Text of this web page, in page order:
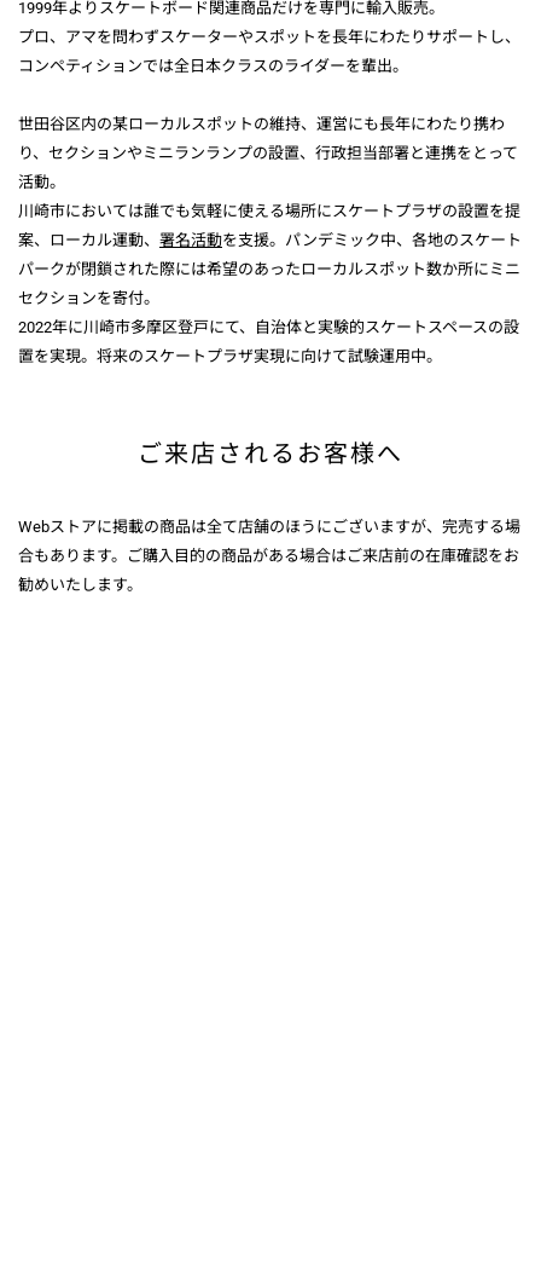
1999年よりスケートボード関連商品だけを専門に輸入販売。
プロ、アマを問わずスケーターやスポットを長年にわたりサポートし、
コンペティションでは全日本クラスのライダーを輩出。
世田谷区内の某ローカルスポットの維持、運営にも長年にわたり携わ
り、セクションやミニランランプの設置、行政担当部署と連携をとって
活動。
川崎市においては誰でも気軽に使える場所にスケートプラザの設置を提
案、ローカル運動、 署名活動を支援。パンデミック中、各地のスケート
パークが閉鎖された際には希望のあったローカルスポット数か所にミニ
セクションを寄付。
2022年に川崎市多摩区登戸にて、自治体と実験的スケートスペースの設
置を実現。将来のスケートプラザ実現に向けて試験運用中。
ご来店されるお客様へ
Webストアに掲載の商品は全て店舗のほうにございますが、完売する場
合もあります。ご購入目的の商品がある場合はご来店前の在庫確認をお
勧めいたします。